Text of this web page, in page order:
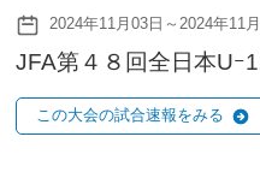
2024年11月03日～2024年11
JFA第４８回全日本Uｰ
この大会の試合速報をみる